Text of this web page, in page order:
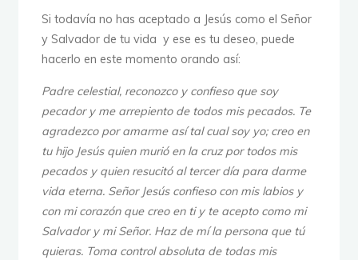
Si todavía no has aceptado a Jesús como el Señor
y Salvador de tu vida y ese es tu deseo, puede
hacerlo en este momento orando así:
Padre celestial, reconozco y confieso que soy
pecador y me arrepiento de todos mis pecados. Te
agradezco por amarme así tal cual soy yo; creo en
tu hijo Jesús quien murió en la cruz por todos mis
pecados y quien resucitó al tercer día para darme
vida eterna. Señor Jesús confieso con mis labios y
con mi corazón que creo en ti y te acepto como mi
Salvador y mi Señor. Haz de mí la persona que tú
quieras. Toma control absoluta de todas mis